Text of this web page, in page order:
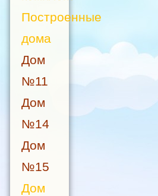
Построенные
дома
Дом
№11
Дом
№14
Дом
№15
Дом